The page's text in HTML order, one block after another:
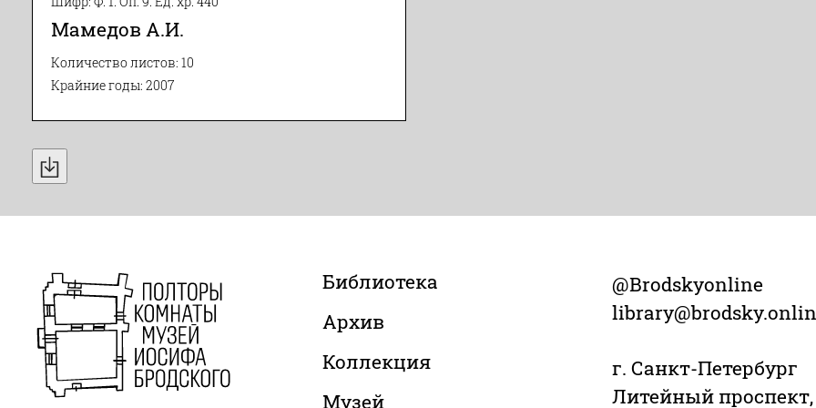
Мамедов А.И.
Количество листов: 10
Крайние годы: 2007
Библиотека
Архив
Коллекция
Музей
@Brodskyonline
г. Санкт-Петербург
Литейный проспект,